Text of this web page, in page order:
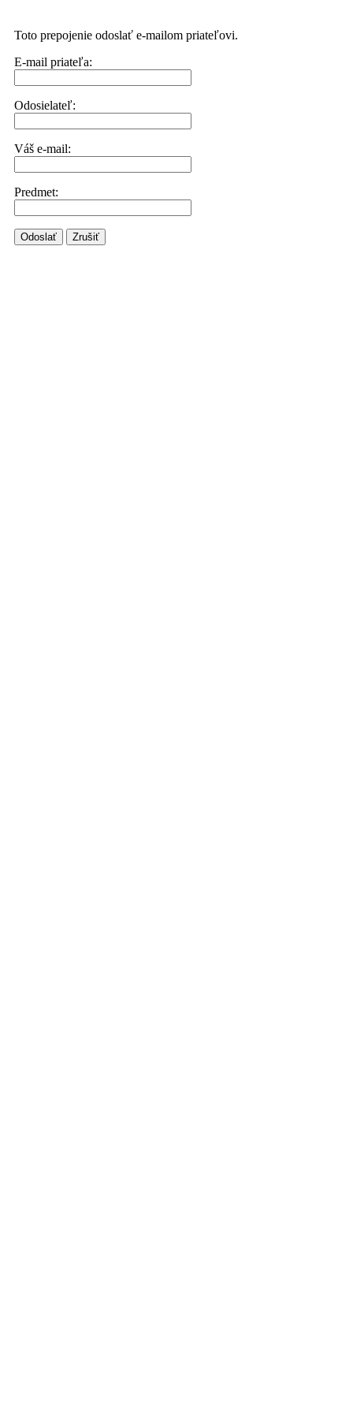
Toto prepojenie odoslať e-mailom priateľovi.
E-mail priateľa:
Odosielateľ:
Váš e-mail:
Predmet:
Odoslať Zrušiť